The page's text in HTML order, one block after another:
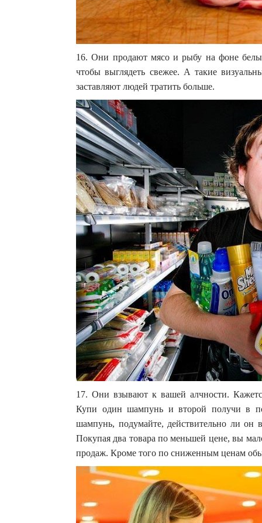
16. Они продают мясо и рыбу на фоне
чтобы выглядеть свежее. А такие
заставляют людей тратить больше.
17. Они взывают к вашей алчности.
Купи один шампунь и второй получи в
шампунь, подумайте, действительно ли он
Покупая два товара по меньшей цене, вы
продаж. Кроме того по сниженным ценам